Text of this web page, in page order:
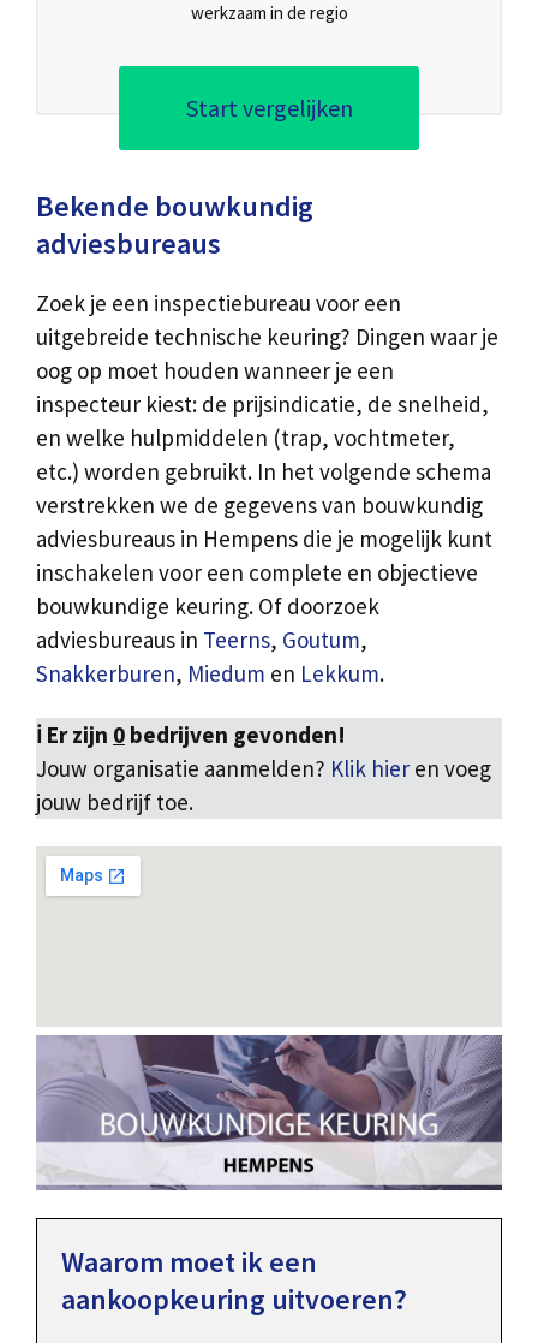
werkzaam in de regio
Start vergelijken
Bekende bouwkundig
adviesbureaus
Zoek je een inspectiebureau voor een
uitgebreide technische keuring? Dingen waar je
oog op moet houden wanneer je een
inspecteur kiest: de prijsindicatie, de snelheid,
en welke hulpmiddelen (trap, vochtmeter,
etc.) worden gebruikt. In het volgende schema
verstrekken we de gegevens van bouwkundig
adviesbureaus in Hempens die je mogelijk kunt
inschakelen voor een complete en objectieve
bouwkundige keuring. Of doorzoek
adviesbureaus in Teerns, Goutum,
Snakkerburen, Miedum en Lekkum.
ℹ️ Er zijn 0 bedrijven gevonden!
Jouw organisatie aanmelden? Klik hier en voeg
jouw bedrijf toe.
Waarom moet ik een
aankoopkeuring uitvoeren?